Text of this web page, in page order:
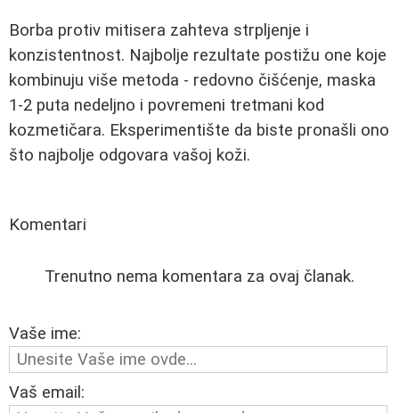
Borba protiv mitisera zahteva strpljenje i
konzistentnost. Najbolje rezultate postižu one koje
kombinuju više metoda - redovno čišćenje, maska
1-2 puta nedeljno i povremeni tretmani kod
kozmetičara. Eksperimentište da biste pronašli ono
što najbolje odgovara vašoj koži.
Komentari
Trenutno nema komentara za ovaj članak.
Vaše ime:
Vaš email: